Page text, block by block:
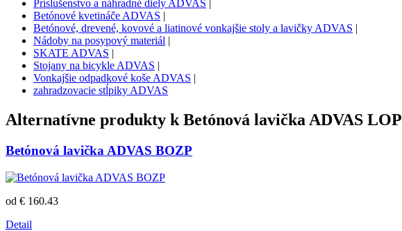
Príslušenstvo a náhradné diely ADVAS |
Betónové kvetináče ADVAS |
Betónové, drevené, kovové a liatinové vonkajšie stoly a lavičky ADVAS |
Nádoby na posypový materiál |
SKATE ADVAS |
Stojany na bicykle ADVAS |
Vonkajšie odpadkové koše ADVAS |
zahradzovacie stĺpiky ADVAS
Alternatívne produkty k Betónová lavička ADVAS LOP
Betónová lavička ADVAS BOZP
od € 160.43
Detail